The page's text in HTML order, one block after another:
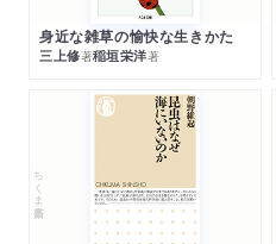
身近な雑草の愉快な生きかた
三上修著稲垣栄洋著
ちくま新書